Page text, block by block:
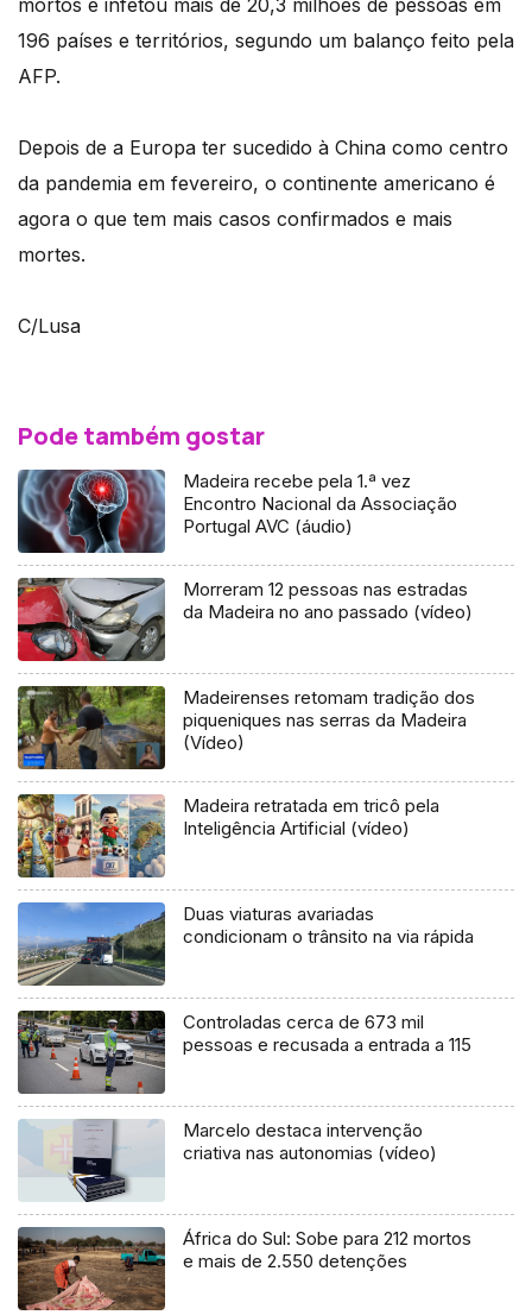
mortos e infetou mais de 20,3 milhões de pessoas em
196 países e territórios, segundo um balanço feito pela
AFP.
Depois de a Europa ter sucedido à China como centro
da pandemia em fevereiro, o continente americano é
agora o que tem mais casos confirmados e mais
mortes.
C/Lusa
Pode também gostar
Madeira recebe pela 1.ª vez
Encontro Nacional da Associação
Portugal AVC (áudio)
Morreram 12 pessoas nas estradas
da Madeira no ano passado (vídeo)
Madeirenses retomam tradição dos
piqueniques nas serras da Madeira
(Vídeo)
Madeira retratada em tricô pela
Inteligência Artificial (vídeo)
Duas viaturas avariadas
condicionam o trânsito na via rápida
Controladas cerca de 673 mil
pessoas e recusada a entrada a 115
Marcelo destaca intervenção
criativa nas autonomias (vídeo)
África do Sul: Sobe para 212 mortos
e mais de 2.550 detenções